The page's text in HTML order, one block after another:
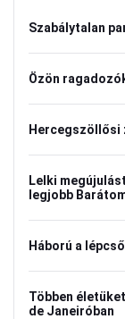
Szabálytalan
Özön
Hercegszöllősi
Lelki
legjobb
Háború a
Többen
de Janeiróban